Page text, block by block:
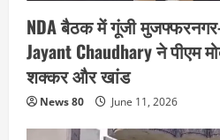
NDA बैठक में गूंजी
Jayant Chaudhary ने पीएम
शक्कर और खांड
News 80 June 11, 2026